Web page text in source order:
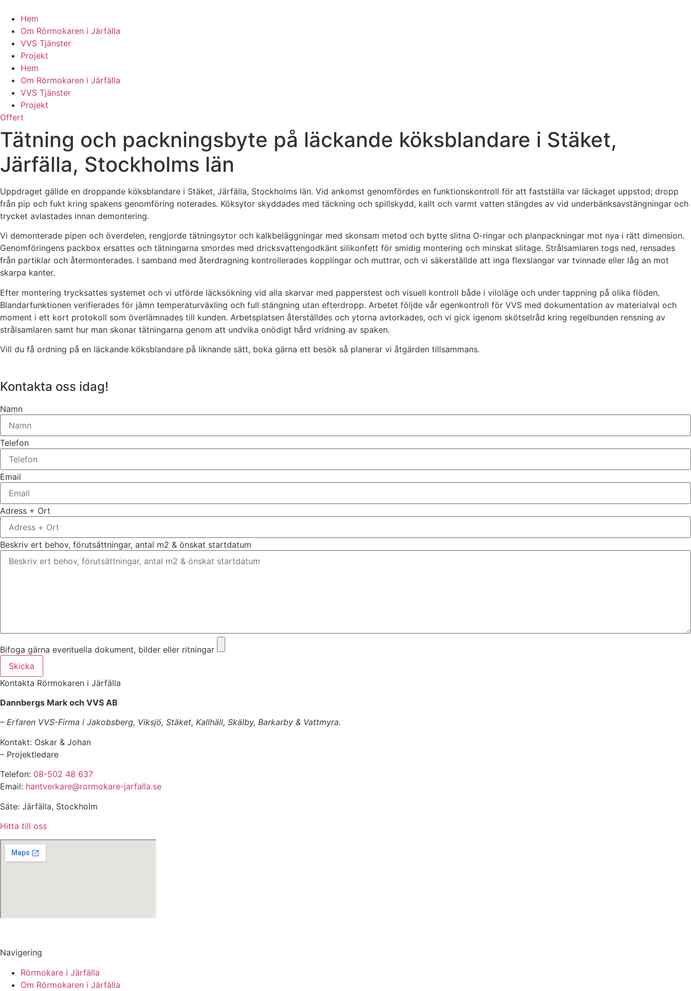
content
Hem
Om Rörmokaren i Järfälla
VVS Tjänster
Projekt
Hem
Om Rörmokaren i Järfälla
VVS Tjänster
Projekt
Offert
Tätning och packningsbyte på läckande köksblandare i Stäket,
Järfälla, Stockholms län
Uppdraget gällde en droppande köksblandare i Stäket, Järfälla, Stockholms län. Vid ankomst genomfördes en funktionskontroll för att fastställa var läckaget uppstod; dropp
från pip och fukt kring spakens genomföring noterades. Köksytor skyddades med täckning och spillskydd, kallt och varmt vatten stängdes av vid underbänksavstängningar och
trycket avlastades innan demontering.
Vi demonterade pipen och överdelen, rengjorde tätningsytor och kalkbeläggningar med skonsam metod och bytte slitna O-ringar och planpackningar mot nya i rätt dimension.
Genomföringens packbox ersattes och tätningarna smordes med dricksvattengodkänt silikonfett för smidig montering och minskat slitage. Strålsamlaren togs ned, rensades
från partiklar och återmonterades. I samband med återdragning kontrollerades kopplingar och muttrar, och vi säkerställde att inga flexslangar var tvinnade eller låg an mot
skarpa kanter.
Efter montering trycksattes systemet och vi utförde läcksökning vid alla skarvar med papperstest och visuell kontroll både i viloläge och under tappning på olika flöden.
Blandarfunktionen verifierades för jämn temperaturväxling och full stängning utan efterdropp. Arbetet följde vår egenkontroll för VVS med dokumentation av materialval och
moment i ett kort protokoll som överlämnades till kunden. Arbetsplatsen återställdes och ytorna avtorkades, och vi gick igenom skötselråd kring regelbunden rensning av
strålsamlaren samt hur man skonar tätningarna genom att undvika onödigt hård vridning av spaken.
Vill du få ordning på en läckande köksblandare på liknande sätt, boka gärna ett besök så planerar vi åtgärden tillsammans.
Kontakta oss idag!
Namn
Telefon
Email
Adress + Ort
Beskriv ert behov, förutsättningar, antal m2 & önskat startdatum
Bifoga gärna eventuella dokument, bilder eller ritningar
Skicka
Kontakta Rörmokaren i Järfälla
Dannbergs Mark och VVS AB
– Erfaren VVS-Firma i Jakobsberg, Viksjö, Stäket, Kallhäll, Skälby, Barkarby & Vattmyra.
Kontakt: Oskar & Johan
– Projektledare
Telefon: 08-502 48 637
Email: hantverkare@rormokare-jarfalla.se
Säte: Järfälla, Stockholm
Hitta till oss
Navigering
Rörmokare i Järfälla
Om Rörmokaren i Järfälla